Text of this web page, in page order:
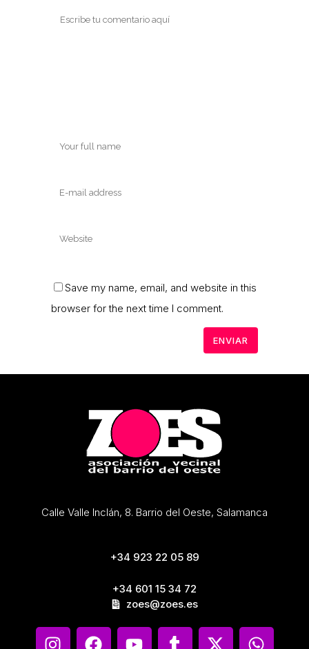
Save my name, email, and website in this
browser for the next time I comment.
Calle Valle Inclán, 8. Barrio del Oeste, Salamanca
+34 923 22 05 89
+34 601 15 34 72
zoes@zoes.es